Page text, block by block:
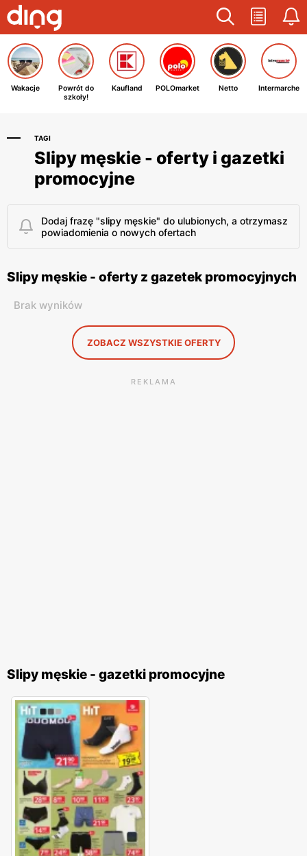
Wakacje
Powrót do
szkoły!
Kaufland POLOmarket Netto Intermarche
TAGI
Slipy męskie - oferty i gazetki
promocyjne
Dodaj frazę "slipy męskie" do ulubionych, a otrzymasz
powiadomienia o nowych ofertach
Slipy męskie - oferty z gazetek promocyjnych
Brak wyników
ZOBACZ WSZYSTKIE OFERTY
REKLAMA
Slipy męskie - gazetki promocyjne